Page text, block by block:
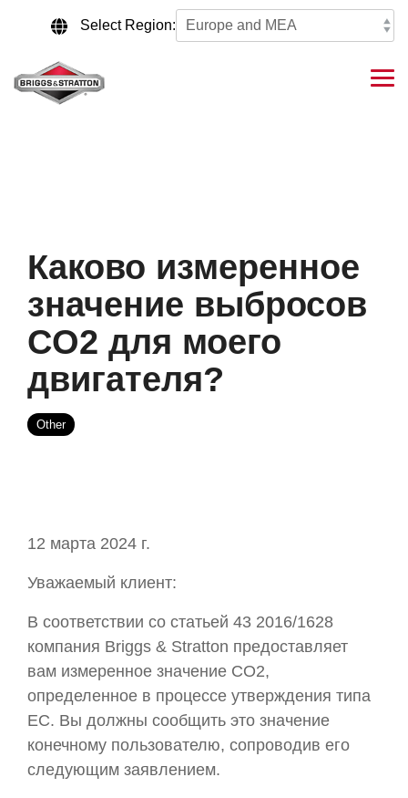
content.
Select Region:
Каково измеренное
значение выбросов
CO2 для моего
двигателя?
Other
12 марта 2024 г.
Уважаемый клиент:
В соответствии со статьей 43 2016/1628
компания Briggs & Stratton предоставляет
вам измеренное значение CO2,
определенное в процессе утверждения типа
ЕС. Вы должны сообщить это значение
конечному пользователю, сопроводив его
следующим заявлением.